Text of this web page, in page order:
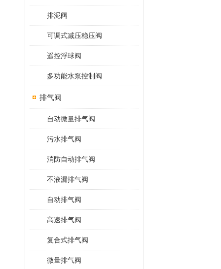
排泥阀
可调式减压稳压阀
遥控浮球阀
多功能水泵控制阀
排气阀
自动微量排气阀
污水排气阀
消防自动排气阀
不液漏排气阀
自动排气阀
高速排气阀
复合式排气阀
微量排气阀